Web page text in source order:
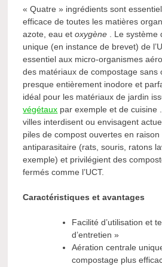
« Quatre » ingrédients sont
efficace de toutes les matières
azote, eau etoxygène . Le système
unique (en instance de brevet) de
essentiel aux micro-organismes
des matériaux de compostage sans
presque entièrement inodore et
idéal pour les matériaux de jardin
végétaux par exemple et de cuisine
villes interdisent ou envisagent
piles de compost ouvertes en raison
antiparasitaire (rats, souris, ratons
exemple) et privilégient des
fermés comme l’UCT.
Caractéristiques et avantages
Facilité d’utilisation et
d’entretien »
Aération centrale
compostage plus